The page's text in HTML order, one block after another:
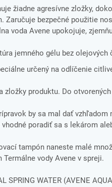
žiadne agresívne zložky,
Zaručuje bezpečné použitie
voda Avene upokojuje,
jemného gélu bez
určený na odlíčenie
zložky produktu. Do
by sa mal dať
poradiť sa s lekárom
tampón naneste malé
vody Avene v spreji.
SPRING WATER (AVENE